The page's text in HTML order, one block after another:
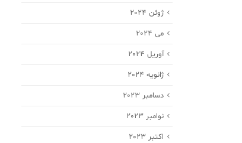
ژوئن 2024
می 2024
آوریل 2024
ژانویه 2024
دسامبر 2023
نوامبر 2023
اکتبر 2023